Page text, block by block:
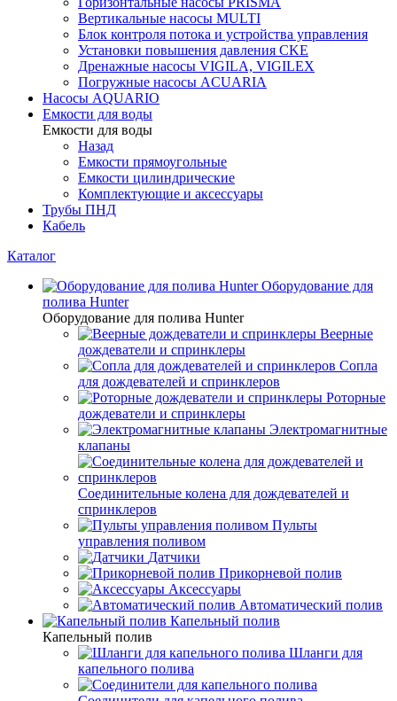
Вертикальные насосы MULTI
Блок контроля потока и устройства управления
Установки повышения давления CKE
Дренажные насосы VIGILA, VIGILEX
Погружные насосы ACUARIA
Насосы AQUARIO
Емкости для воды
Емкости для воды
Назад
Емкости прямоугольные
Емкости цилиндрические
Комплектующие и аксессуары
Трубы ПНД
Кабель
Каталог
Оборудование для
полива Hunter
Оборудование для полива Hunter
Веерные
дождеватели и спринклеры
Сопла
для дождевателей и спринклеров
Роторные
дождеватели и спринклеры
Электромагнитные
клапаны
Соединительные колена для дождевателей и
спринклеров
Пульты
управления поливом
Датчики
Прикорневой полив
Аксессуары
Автоматический полив
Капельный полив
Капельный полив
Шланги для
капельного полива